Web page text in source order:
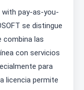
with pay-as-you-
se distingue
combina las
con servicios
para
licencia permite